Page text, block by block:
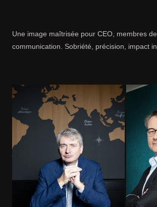
Une image maîtrisée pour CEO, membres
communication. Sobriété, précision, impact